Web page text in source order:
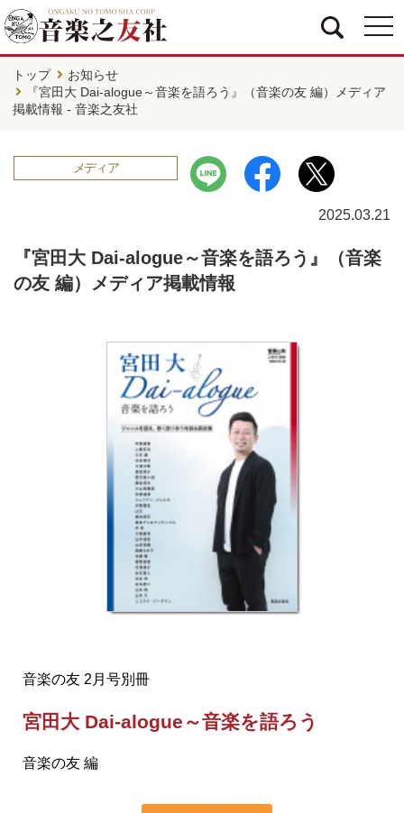
トップ
お知らせ
『宮田大 Dai-alogue～音楽を語ろう』（音楽の友 編）メディア
掲載情報 - 音楽之友社
メディア
2025.03.21
『宮田大 Dai-alogue～音楽を語ろう』（音楽
の友 編）メディア掲載情報
音楽の友 2月号別冊
宮田大 Dai-alogue～音楽を語ろう
音楽の友 編